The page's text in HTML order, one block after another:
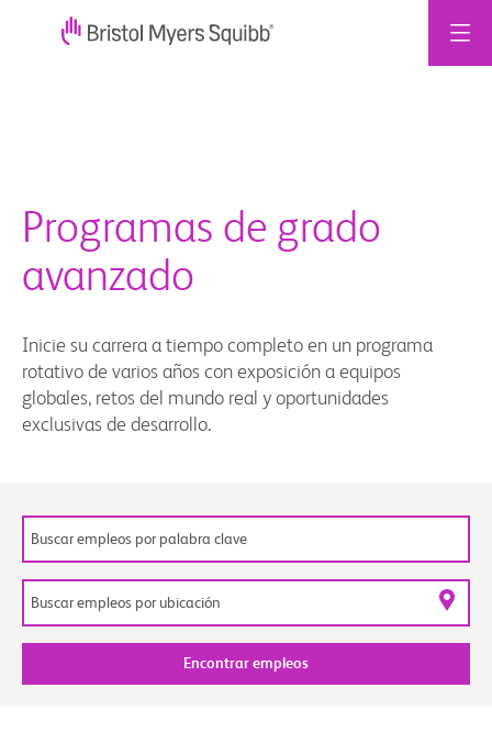
Programas de grado
avanzado
Inicie su carrera a tiempo completo en un programa
rotativo de varios años con exposición a equipos
globales, retos del mundo real y oportunidades
exclusivas de desarrollo.
Encontrar empleos